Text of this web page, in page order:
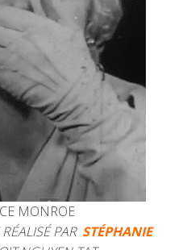
MONROE
PAR STÉPHANIE